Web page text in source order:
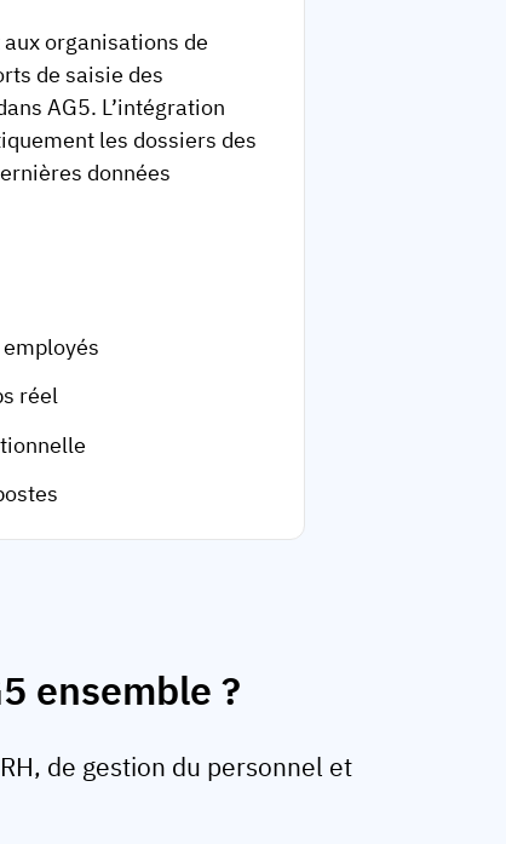
organisations de
de saisie des
AG5. L’intégration
les dossiers des
données
réel
ensemble ?
de gestion du personnel et